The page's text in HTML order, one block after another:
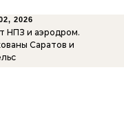
2026
НПЗ и аэродром.
Саратов и